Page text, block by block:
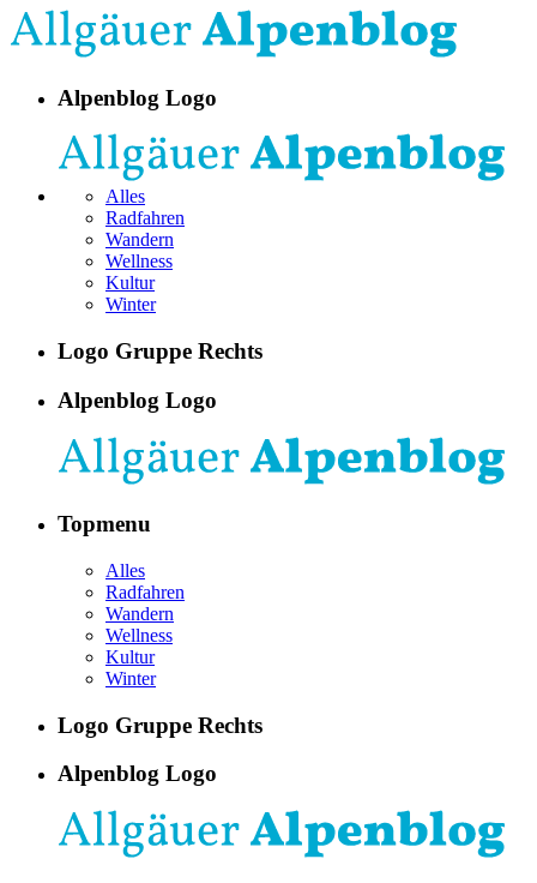
Alpenblog Logo
Alles
Radfahren
Wandern
Wellness
Kultur
Winter
Logo Gruppe Rechts
Alpenblog Logo
Topmenu
Alles
Radfahren
Wandern
Wellness
Kultur
Winter
Logo Gruppe Rechts
Alpenblog Logo